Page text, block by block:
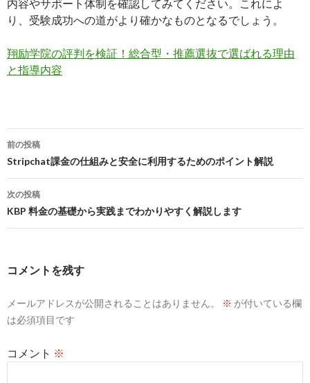
内容やサポート体制を確認してみてください。これによ
り、受験成功への道がより確かなものとなるでしょう。
翔励学院の評判を検証！総合型・推薦選抜で選ばれる理由
と指導内容
投
稿
ナ
ビ
ゲ
ョ
前の投稿
Stripchat課金の仕組みと安全に利用するためのポイント解説
次の投稿
KBP 料金の基礎から実践までわかりやすく解説します
コメントを残す
メールアドレスが公開されることはありません。 ※ が付いている欄
は必須項目です
コメント ※